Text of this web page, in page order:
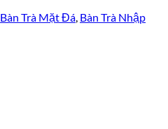
Bàn Trà Mặt Đá, Bàn Trà Nhập